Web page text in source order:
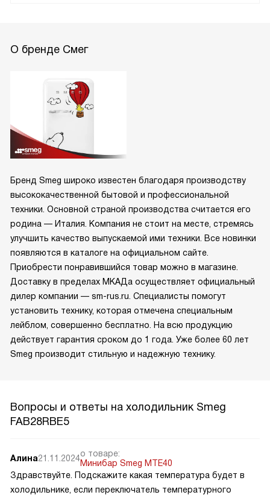
О бренде Смег
Бренд Smeg широко известен благодаря производству
высококачественной бытовой и профессиональной
техники. Основной страной производства считается его
родина — Италия. Компания не стоит на месте, стремясь
улучшить качество выпускаемой ими техники. Все новинки
появляются в каталоге на официальном сайте.
Приобрести понравившийся товар можно в магазине.
Доставку в пределах МКАДа осуществляет официальный
дилер компании — sm-rus.ru. Специалисты помогут
установить технику, которая отмечена специальным
лейблом, совершенно бесплатно. На всю продукцию
действует гарантия сроком до 1 года. Уже более 60 лет
Smeg производит стильную и надежную технику.
Вопросы и ответы на холодильник Smeg
FAB28RBE5
Алина21.11.2024о товаре:
Минибар Smeg MTE40
Здравствуйте. Подскажите какая температура будет в
холодильнике, если переключатель температурного